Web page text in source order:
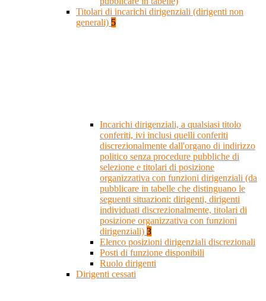
Titolari di incarichi dirigenziali (dirigenti non
generali) 5
Incarichi dirigenziali, a qualsiasi titolo
conferiti, ivi inclusi quelli conferiti
discrezionalmente dall'organo di indirizzo
politico senza procedure pubbliche di
selezione e titolari di posizione
organizzativa con funzioni dirigenziali (da
pubblicare in tabelle che distinguano le
seguenti situazioni: dirigenti, dirigenti
individuati discrezionalmente, titolari di
posizione organizzativa con funzioni
dirigenziali) 3
Elenco posizioni dirigenziali discrezionali
Posti di funzione disponibili
Ruolo dirigenti
Dirigenti cessati